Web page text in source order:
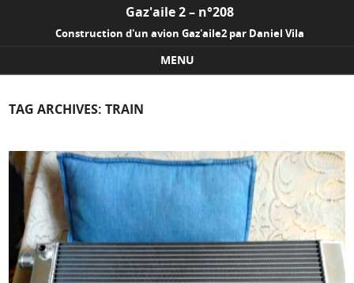
Gaz'aile 2 – n°208
Construction d'un avion Gaz'aile2 par Daniel Vila
MENU
TAG ARCHIVES:TRAIN